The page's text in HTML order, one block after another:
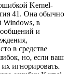
Kernel-
41. Она обычно
Windows, в
и
в средстве
но, если ваш
игнорировать.